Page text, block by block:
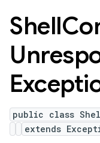
Shell
public class
extends